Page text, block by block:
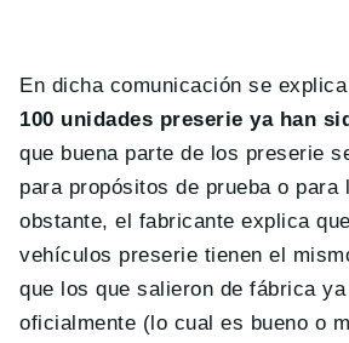
En dicha comunicación se
100 unidades preserie ya han
que buena parte de los preserie
para propósitos de prueba o para
obstante, el fabricante explica
vehículos preserie tienen el
que los que salieron de fábrica
oficialmente (lo cual es bueno o